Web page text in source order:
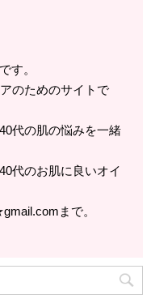
す。
のためのサイトで
代の肌の悩みを一緒
代のお肌に良いオイ
まで。